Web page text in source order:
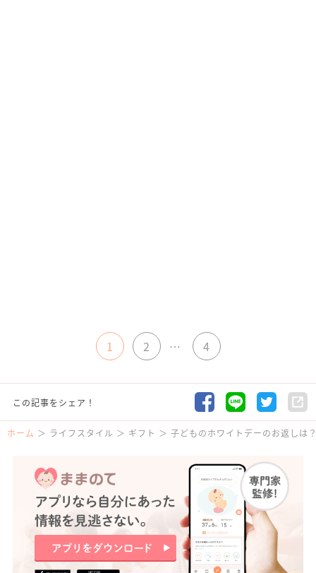
1 2 … 4
この記事をシェア！
ホーム ライフスタイル ギフト 子どものホワイトデーのお返しは